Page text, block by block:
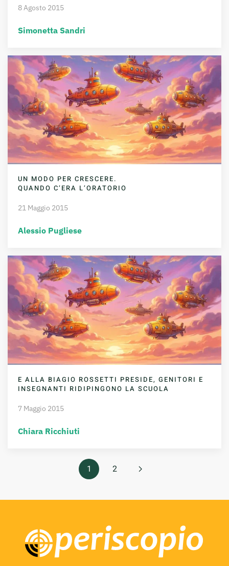
8 Agosto 2015
Simonetta Sandri
UN MODO PER CRESCERE.
QUANDO C’ERA L’ORATORIO
21 Maggio 2015
Alessio Pugliese
E ALLA BIAGIO ROSSETTI PRESIDE, GENITORI E
INSEGNANTI RIDIPINGONO LA SCUOLA
7 Maggio 2015
Chiara Ricchiuti
1 2